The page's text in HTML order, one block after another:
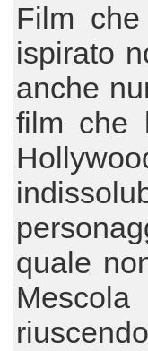
Film
ispirato
anche
film che
quale